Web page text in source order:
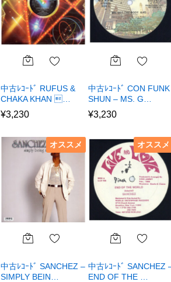
中古ﾚｺｰﾄﾞ RUFUS &
CHAKA KHAN …
¥3,230
中古ﾚｺｰﾄﾞ CON FUNK
SHUN – MS. G…
¥3,230
オススメ
中古ﾚｺｰﾄﾞ SANCHEZ –
SIMPLY BEIN…
オススメ
中古ﾚｺｰﾄﾞ SANCHEZ
END OF THE …